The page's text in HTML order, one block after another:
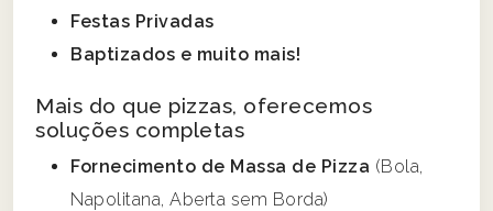
Festas Privadas
Baptizados e muito mais!
Mais do que pizzas, oferecemos
soluções completas
Fornecimento de Massa de Pizza (Bola,
Napolitana, Aberta sem Borda)